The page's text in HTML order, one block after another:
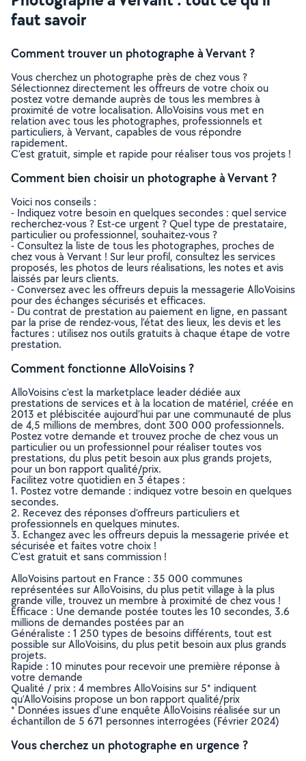
faut savoir
Comment trouver un photographe à Vervant ?
Vous cherchez un photographe près de chez vous ?
Sélectionnez directement les offreurs de votre choix ou
postez votre demande auprès de tous les membres à
proximité de votre localisation. AlloVoisins vous met en
relation avec tous les photographes, professionnels et
particuliers, à Vervant, capables de vous répondre
rapidement.
C’est gratuit, simple et rapide pour réaliser tous vos projets !
Comment bien choisir un photographe à Vervant ?
Voici nos conseils :
- Indiquez votre besoin en quelques secondes : quel service
recherchez-vous ? Est-ce urgent ? Quel type de prestataire,
particulier ou professionnel, souhaitez-vous ?
- Consultez la liste de tous les photographes, proches de
chez vous à Vervant ! Sur leur profil, consultez les services
proposés, les photos de leurs réalisations, les notes et avis
laissés par leurs clients.
- Conversez avec les offreurs depuis la messagerie AlloVoisins
pour des échanges sécurisés et efficaces.
- Du contrat de prestation au paiement en ligne, en passant
par la prise de rendez-vous, l’état des lieux, les devis et les
factures : utilisez nos outils gratuits à chaque étape de votre
prestation.
Comment fonctionne AlloVoisins ?
AlloVoisins c’est la marketplace leader dédiée aux
prestations de services et à la location de matériel, créée en
2013 et plébiscitée aujourd’hui par une communauté de plus
de 4,5 millions de membres, dont 300 000 professionnels.
Postez votre demande et trouvez proche de chez vous un
particulier ou un professionnel pour réaliser toutes vos
prestations, du plus petit besoin aux plus grands projets,
pour un bon rapport qualité/prix.
Facilitez votre quotidien en 3 étapes :
1. Postez votre demande : indiquez votre besoin en quelques
secondes.
2. Recevez des réponses d’offreurs particuliers et
professionnels en quelques minutes.
3. Echangez avec les offreurs depuis la messagerie privée et
sécurisée et faites votre choix !
C’est gratuit et sans commission !
AlloVoisins partout en France : 35 000 communes
représentées sur AlloVoisins, du plus petit village à la plus
grande ville, trouvez un membre à proximité de chez vous !
Efficace : Une demande postée toutes les 10 secondes, 3.6
millions de demandes postées par an
Généraliste : 1 250 types de besoins différents, tout est
possible sur AlloVoisins, du plus petit besoin aux plus grands
projets.
Rapide : 10 minutes pour recevoir une première réponse à
votre demande
Qualité / prix : 4 membres AlloVoisins sur 5* indiquent
qu’AlloVoisins propose un bon rapport qualité/prix
* Données issues d’une enquête AlloVoisins réalisée sur un
échantillon de 5 671 personnes interrogées (Février 2024)
Vous cherchez un photographe en urgence ?